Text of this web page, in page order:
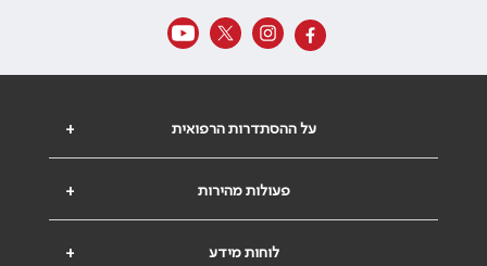
+ על ההסתדרות הרפואית
+ פעולות מהירות
+ לוחות מידע